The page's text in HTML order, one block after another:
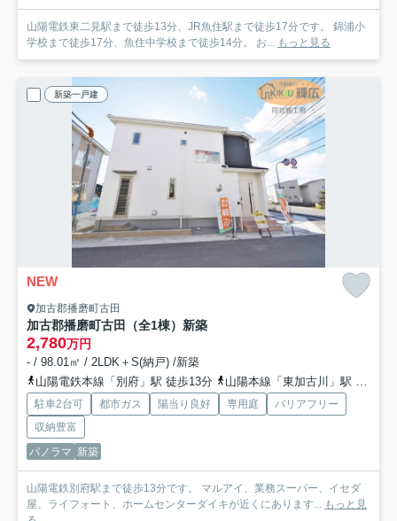
山陽電鉄東二見駅まで徒歩13分、JR魚住駅まで徒歩17分です。 錦浦小
学校まで徒歩17分、魚住中学校まで徒歩14分。 お... もっと見る
新築一戸建
NEW
加古郡播磨町古田
加古郡播磨町古田（全1棟）新築
2,780万円
- / 98.01㎡ / 2LDK＋S(納戸) /新築
山陽電鉄本線「別府」駅 徒歩13分
山陽本線「東加古川」駅 徒歩39分
駐車2台可 都市ガス 陽当り良好 専用庭
バリアフリー
収納豊富
パノラマ 新築
山陽電鉄別府駅まで徒歩13分です。 マルアイ、業務スーパー、イセダ
屋、ライフォート、ホームセンターダイキが近くにあります... もっと見